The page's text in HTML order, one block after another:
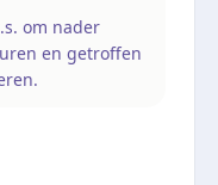
om nader
en getroffen